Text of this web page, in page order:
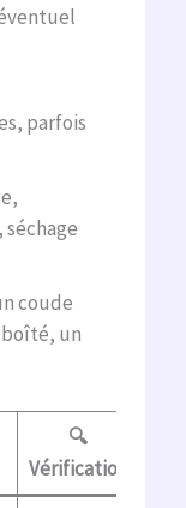
parfois
coude
un
🔍
Vérification